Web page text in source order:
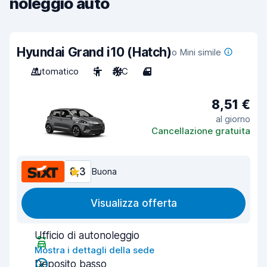
Hyundai Grand i10 (Hatch)o Mini simile
Automatico
5 A/C 4
8,51 €
al giorno
Cancellazione gratuita
8,3 Buona
Visualizza offerta
Ufficio di autonoleggio
Mostra i dettagli della sede
Deposito basso